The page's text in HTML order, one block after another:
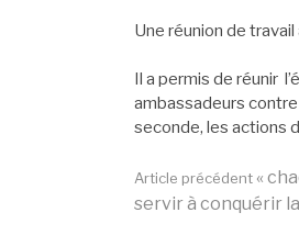
Une réunion de
Il a permis de réunir
ambassadeurs
seconde, les actions
Lire
Article précédent «
servir à conquérir